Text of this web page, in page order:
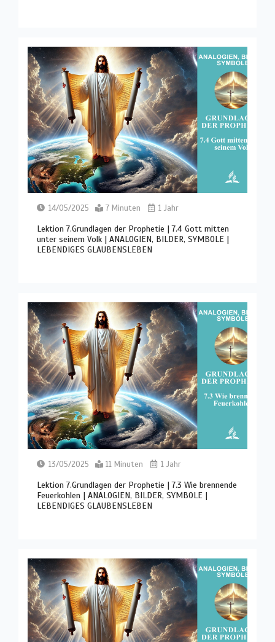
14/05/2025 7 Minuten 1 Jahr
Lektion 7.Grundlagen der Prophetie | 7.4 Gott mitten
unter seinem Volk | ANALOGIEN, BILDER, SYMBOLE |
LEBENDIGES GLAUBENSLEBEN
13/05/2025 11 Minuten 1 Jahr
Lektion 7.Grundlagen der Prophetie | 7.3 Wie brennende
Feuerkohlen | ANALOGIEN, BILDER, SYMBOLE |
LEBENDIGES GLAUBENSLEBEN